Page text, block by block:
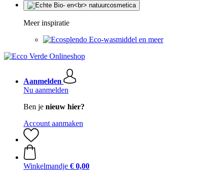
Meer inspiratie
Eco-wasmiddel en meer
Aanmelden
Nu aanmelden
Ben je nieuw hier?
Account aanmaken
Winkelmandje € 0,00